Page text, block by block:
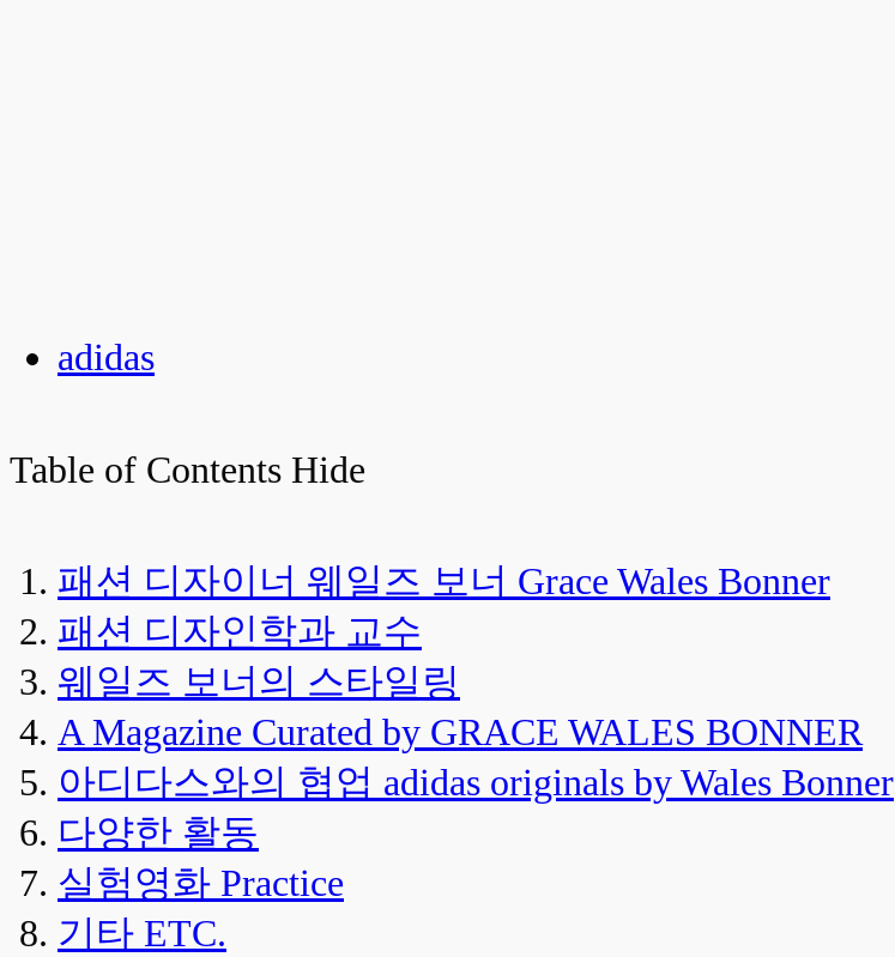
adidas
Table of Contents Hide
패션 디자이너 웨일즈 보너 Grace Wales Bonner
패션 디자인학과 교수
웨일즈 보너의 스타일링
A Magazine Curated by GRACE WALES BONNER
아디다스와의 협업 adidas originals by Wales Bonner
다양한 활동
실험영화 Practice
기타 ETC.